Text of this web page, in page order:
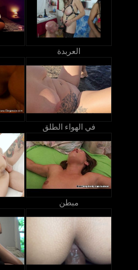
العربدة
في الهواء الطلق
مبطن